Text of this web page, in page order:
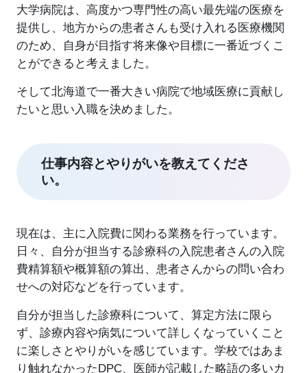
大学病院は、高度かつ専門性の高い最先端の医療を
提供し、地方からの患者さんも受け入れる医療機関
のため、自身が目指す将来像や目標に一番近づくこ
とができると考えました。
そして北海道で一番大きい病院で地域医療に貢献し
たいと思い入職を決めました。
仕事内容とやりがいを教えてくださ
い。
現在は、主に入院費に関わる業務を行っています。
日々、自分が担当する診療科の入院患者さんの入院
費精算額や概算額の算出、患者さんからの問い合わ
せへの対応などを行っています。
自分が担当した診療科について、算定方法に限ら
ず、診療内容や病気について詳しくなっていくこと
に楽しさとやりがいを感じています。学校ではあま
り触れなかったDPC、医師が記載した略語の多いカ